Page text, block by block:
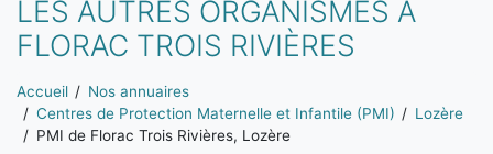
LES AUTRES ORGANISMES À
FLORAC TROIS RIVIÈRES
Vous êtes ici:
Accueil
Nos annuaires
Centres de Protection Maternelle et Infantile (PMI)
Lozère
PMI de Florac Trois Rivières, Lozère